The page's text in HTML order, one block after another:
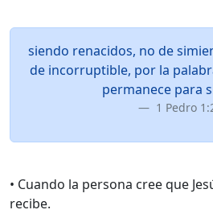
siendo renacidos, no de
de incorruptible, por la
permanece para
1 Pedro
• Cuando la persona cree que
recibe.